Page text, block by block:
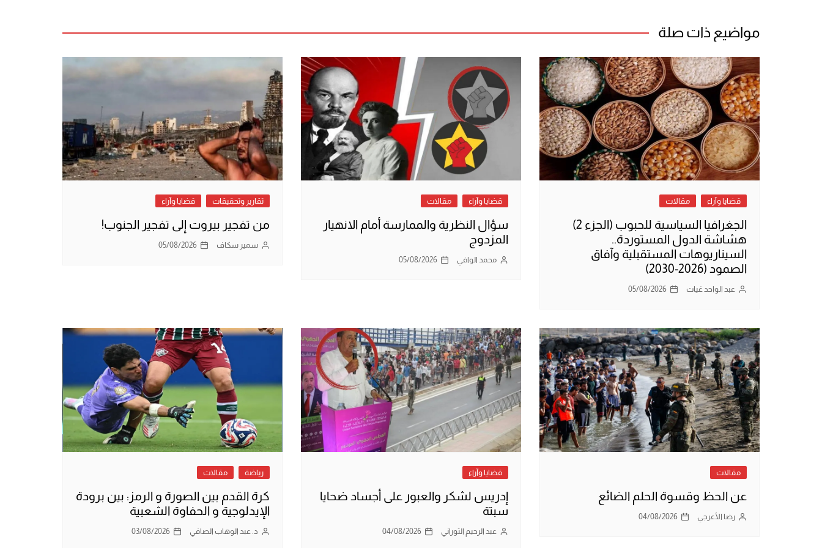
المقالات
مواضيع ذات صلة
قضايا وآراء مقالات
الجغرافيا السياسية للحبوب (الجزء 2)
هشاشة الدول المستوردة..
السيناريوهات المستقبلية وآفاق
الصمود (2026-2030)
عبد الواحد غيات 05/08/2026
قضايا وآراء مقالات
سؤال النظرية والممارسة أمام الانهيار
المزدوج
محمد الوافي 05/08/2026
تقارير وتحقيقات قضايا وآراء
من تفجير بيروت إلى تفجير الجنوب!
سمير سكاف 05/08/2026
مقالات
عن الحظ وقسوة الحلم الضائع
رضا الأعرجي 04/08/2026
قضايا وآراء
إدريس لشكر والعبور على أجساد ضحايا
سبتة
عبد الرحيم التوراني 04/08/2026
رياضة مقالات
كرة القدم بين الصورة و الرمز: بين برودة
الإيدلوجية و الحفاوة الشعبية
د. عبد الوهاب الصافي 03/08/2026